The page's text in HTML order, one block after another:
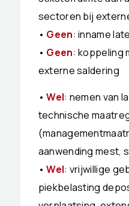
sectoren bij
• Geen: inname
• Geen: koppeling
externe saldering
•Wel: nemen van
technische
aanwending mest,
•Wel: vrijwillige
piekbelasting